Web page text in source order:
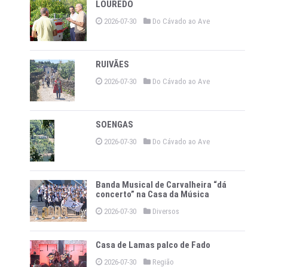
LOUREDO
2026-07-30 Do Cávado ao Ave
RUIVÃES
2026-07-30 Do Cávado ao Ave
SOENGAS
2026-07-30 Do Cávado ao Ave
Banda Musical de Carvalheira “dá
concerto” na Casa da Música
2026-07-30 Diversos
Casa de Lamas palco de Fado
2026-07-30 Região